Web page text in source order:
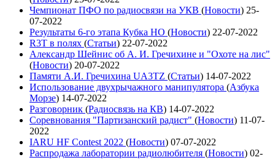
Чемпионат ПФО по радиосвязи на УКВ (Новости) 25-
07-2022
Результаты 6-го этапа Кубка НО (Новости) 22-07-2022
R3T в полях (Статьи) 22-07-2022
Александр Шейнис об А. И. Гречихине и "Охоте на лис"
(Новости) 20-07-2022
Памяти А.И. Гречихина UA3TZ (Статьи) 14-07-2022
Использование двухрычажного манипулятора (Азбука
Морзе) 14-07-2022
Разговорник (Радиосвязь на КВ) 14-07-2022
Соревнования "Партизанский радист" (Новости) 11-07-
2022
IARU HF Contest 2022 (Новости) 07-07-2022
Распродажа лаборатории радиолюбителя (Новости) 02-